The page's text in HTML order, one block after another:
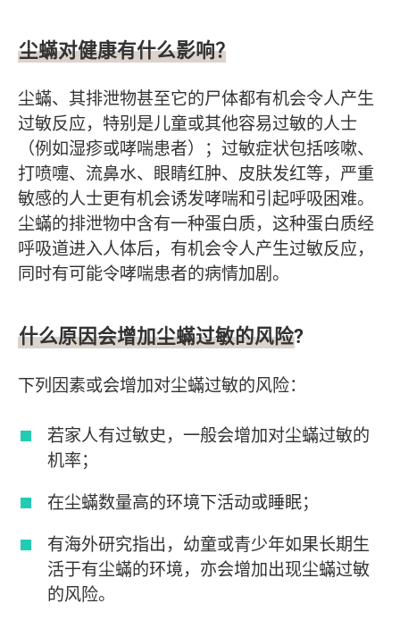
尘蟎对健康有什么影响？
尘蟎、其排泄物甚至它的尸体都有机会令人产生
过敏反应，特别是儿童或其他容易过敏的人士
（例如湿疹或哮喘患者）；过敏症状包括咳嗽、
打喷嚏、流鼻水、眼睛红肿、皮肤发红等，严重
敏感的人士更有机会诱发哮喘和引起呼吸困难。
尘蟎的排泄物中含有一种蛋白质，这种蛋白质经
呼吸道进入人体后，有机会令人产生过敏反应，
同时有可能令哮喘患者的病情加剧。
什么原因会增加尘蟎过敏的风险?
下列因素或会增加对尘蟎过敏的风险：
若家人有过敏史，一般会增加对尘蟎过敏的
机率；
在尘蟎数量高的环境下活动或睡眠；
有海外研究指出，幼童或青少年如果长期生
活于有尘蟎的环境，亦会增加出现尘蟎过敏
的风险。